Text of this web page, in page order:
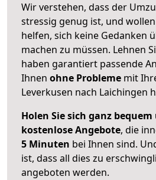
Wir verstehen, dass der
stressig genug ist, und
helfen, sich keine Gedanken
machen zu müssen. Lehnen
haben garantiert passende
Ihnen ohne Probleme mit
Leverkusen nach Laichingen
Holen Sie sich ganz
kostenlose Angebote, die
5 Minuten bei Ihnen sind.
ist, dass all dies zu
angeboten werden.